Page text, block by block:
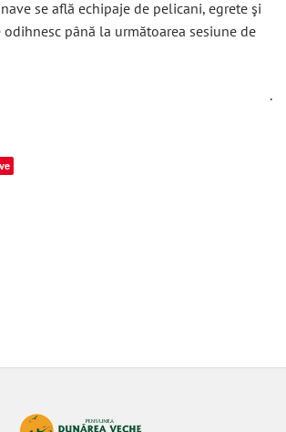
se află echipaje de pelicani, egrete şi
odihnesc până la următoarea sesiune de
.